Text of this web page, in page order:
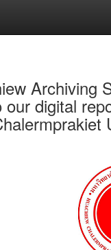
Archiving
our digital